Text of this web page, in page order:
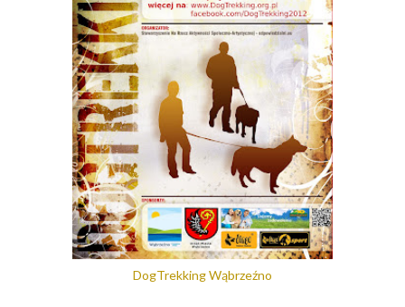
DogTrekking Wąbrzeźno